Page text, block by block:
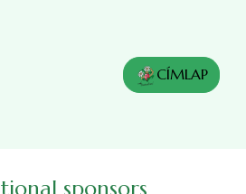
CÍMLAP
sponsors